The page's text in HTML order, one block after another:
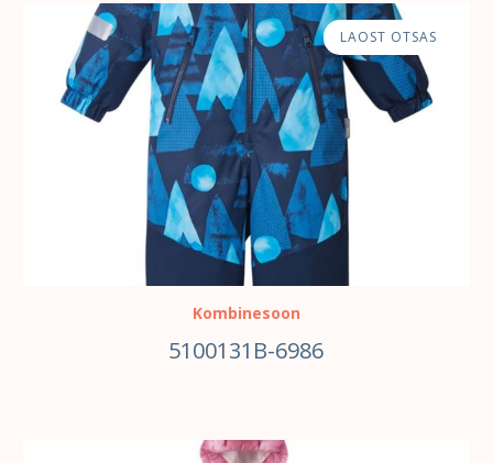
LAOST OTSAS
Kombinesoon
5100131B-6986